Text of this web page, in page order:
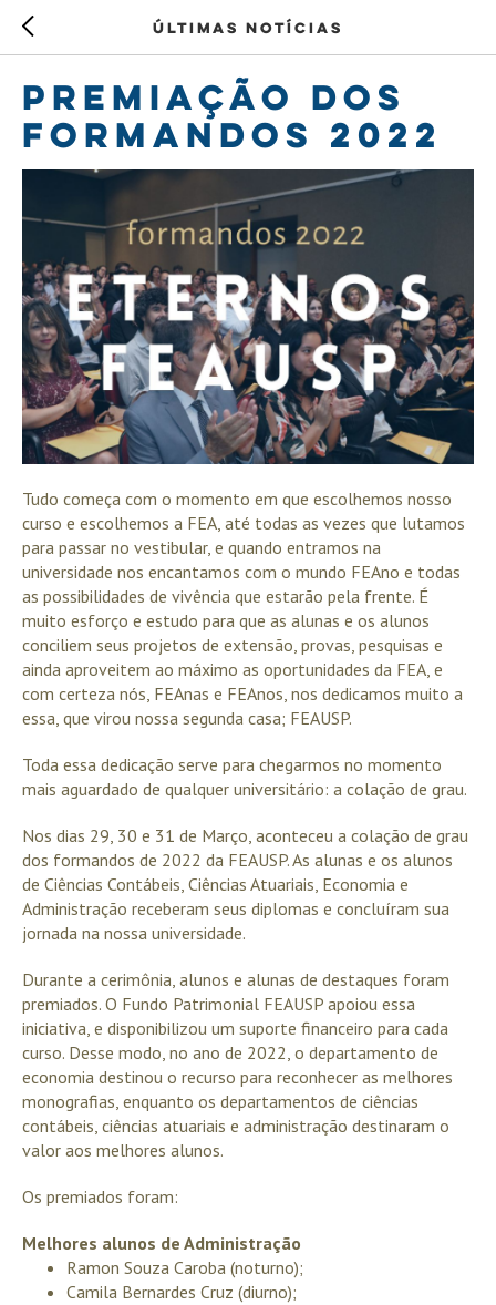
Últimas notícias
Premiação dos
Formandos 2022
Tudo começa com o momento em que escolhemos nosso
curso e escolhemos a FEA, até todas as vezes que lutamos
para passar no vestibular, e quando entramos na
universidade nos encantamos com o mundo FEAno e todas
as possibilidades de vivência que estarão pela frente. É
muito esforço e estudo para que as alunas e os alunos
conciliem seus projetos de extensão, provas, pesquisas e
ainda aproveitem ao máximo as oportunidades da FEA, e
com certeza nós, FEAnas e FEAnos, nos dedicamos muito a
essa, que virou nossa segunda casa; FEAUSP.
Toda essa dedicação serve para chegarmos no momento
mais aguardado de qualquer universitário: a colação de grau.
Nos dias 29, 30 e 31 de Março, aconteceu a colação de grau
dos formandos de 2022 da FEAUSP. As alunas e os alunos
de Ciências Contábeis, Ciências Atuariais, Economia e
Administração receberam seus diplomas e concluíram sua
jornada na nossa universidade.
Durante a cerimônia, alunos e alunas de destaques foram
premiados. O Fundo Patrimonial FEAUSP apoiou essa
iniciativa, e disponibilizou um suporte financeiro para cada
curso. Desse modo, no ano de 2022, o departamento de
economia destinou o recurso para reconhecer as melhores
monografias, enquanto os departamentos de ciências
contábeis, ciências atuariais e administração destinaram o
valor aos melhores alunos.
Os premiados foram:
Melhores alunos de Administração
Ramon Souza Caroba (noturno);
Camila Bernardes Cruz (diurno);